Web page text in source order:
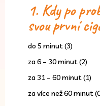
1. Kdy po
svou první
do 5 minut (3)
za 6 – 30 minut (2)
za 31 – 60 minut (1)
za více než 60 minut